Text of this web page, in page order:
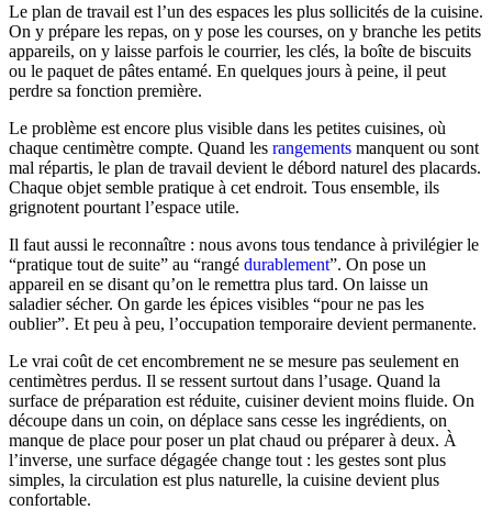
Le plan de travail est l’un des espaces les plus sollicités de la cuisine.
On y prépare les repas, on y pose les courses, on y branche les petits
appareils, on y laisse parfois le courrier, les clés, la boîte de biscuits
ou le paquet de pâtes entamé. En quelques jours à peine, il peut
perdre sa fonction première.
Le problème est encore plus visible dans les petites cuisines, où
chaque centimètre compte. Quand les rangements manquent ou sont
mal répartis, le plan de travail devient le débord naturel des placards.
Chaque objet semble pratique à cet endroit. Tous ensemble, ils
grignotent pourtant l’espace utile.
Il faut aussi le reconnaître : nous avons tous tendance à privilégier le
“pratique tout de suite” au “rangé durablement”. On pose un
appareil en se disant qu’on le remettra plus tard. On laisse un
saladier sécher. On garde les épices visibles “pour ne pas les
oublier”. Et peu à peu, l’occupation temporaire devient permanente.
Le vrai coût de cet encombrement ne se mesure pas seulement en
centimètres perdus. Il se ressent surtout dans l’usage. Quand la
surface de préparation est réduite, cuisiner devient moins fluide. On
découpe dans un coin, on déplace sans cesse les ingrédients, on
manque de place pour poser un plat chaud ou préparer à deux. À
l’inverse, une surface dégagée change tout : les gestes sont plus
simples, la circulation est plus naturelle, la cuisine devient plus
confortable.